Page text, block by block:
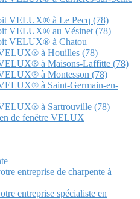
VELUX® à Le Pecq (78)
VELUX® au Vésinet (78)
VELUX® à Chatou
à Houilles (78)
à Maisons-Laffitte (78)
à Montesson (78)
à Saint-Germain-en-
à Sartrouville (78)
de fenêtre VELUX
entreprise de charpente à
entreprise spécialiste en